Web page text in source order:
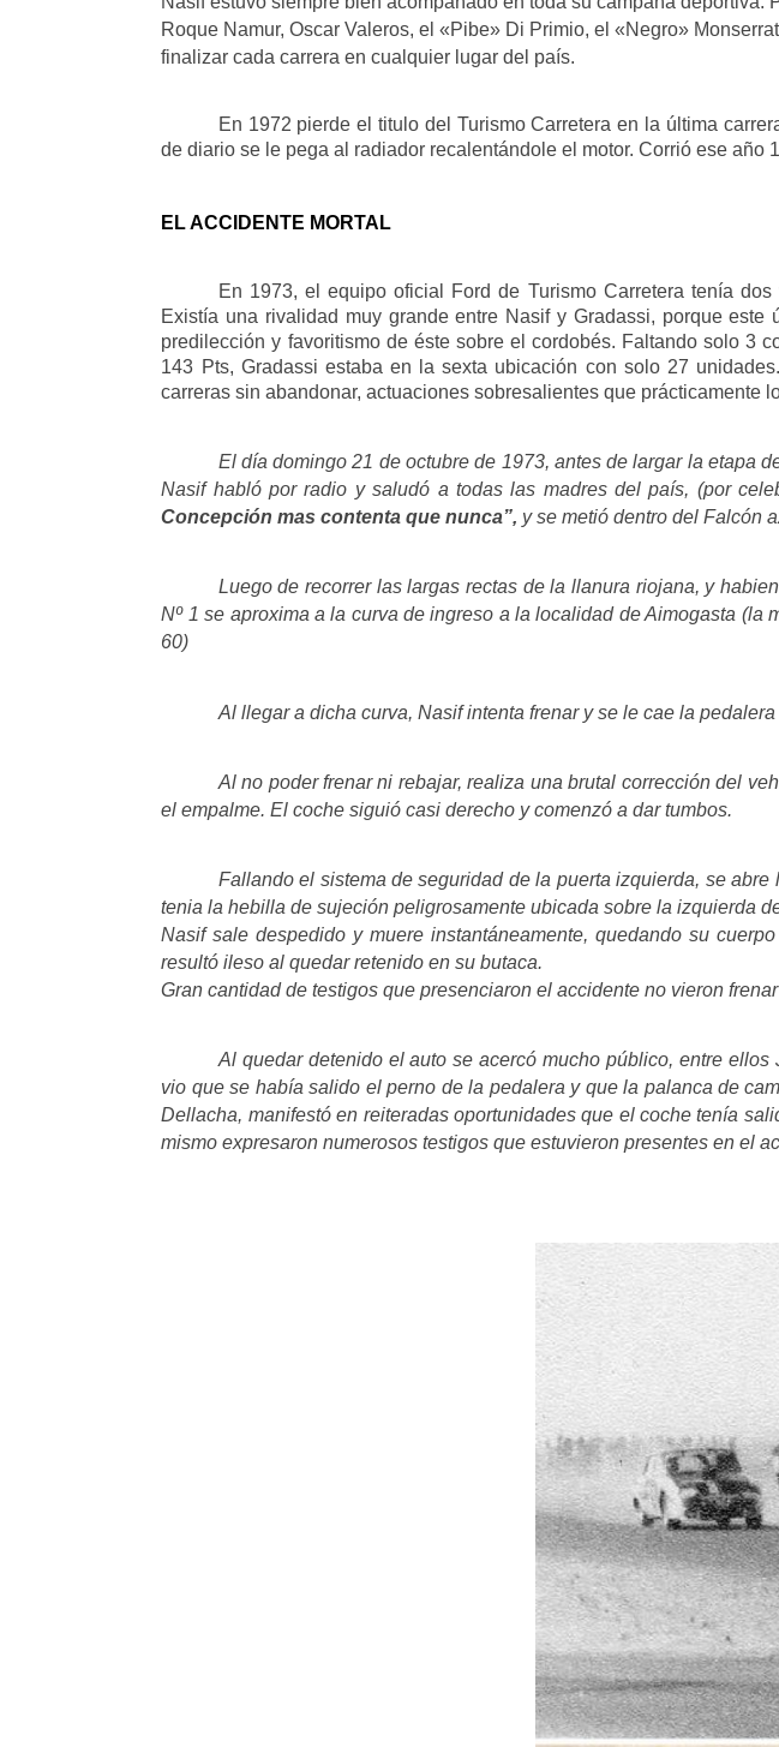
Roque Namur, Oscar Valeros, el «Pibe» Di Primio, el «Negro»
finalizar cada carrera en cualquier lugar del país.
En 1972 pierde el titulo del Turismo Carretera en la última
de diario se le pega al radiador recalentándole el motor. Corrió ese año
EL ACCIDENTE MORTAL
En 1973, el equipo oficial Ford de Turismo Carretera tenía
Existía una rivalidad muy grande entre Nasif y Gradassi, porque
predilección y favoritismo de éste sobre el cordobés. Faltando solo 3
143 Pts, Gradassi estaba en la sexta ubicación con solo 27
carreras sin abandonar, actuaciones sobresalientes que prácticamente
El día domingo 21 de octubre de 1973, antes de largar la etapa
Nasif habló por radio y saludó a todas las madres del país, (por
Concepción mas contenta que nunca”, y se metió dentro del Falcón
Luego de recorrer las largas rectas de la llanura riojana, y
Nº 1 se aproxima a la curva de ingreso a la localidad de Aimogasta (la
60)
Al llegar a dicha curva, Nasif intenta frenar y se le cae la
Al no poder frenar ni rebajar, realiza una brutal corrección del
el empalme. El coche siguió casi derecho y comenzó a dar tumbos.
Fallando el sistema de seguridad de la puerta izquierda, se
tenia la hebilla de sujeción peligrosamente ubicada sobre la izquierda
Nasif sale despedido y muere instantáneamente, quedando su
resultó ileso al quedar retenido en su butaca.
Gran cantidad de testigos que presenciaron el accidente no vieron
Al quedar detenido el auto se acercó mucho público, entre
vio que se había salido el perno de la pedalera y que la palanca de
Dellacha, manifestó en reiteradas oportunidades que el coche tenía
mismo expresaron numerosos testigos que estuvieron presentes en el